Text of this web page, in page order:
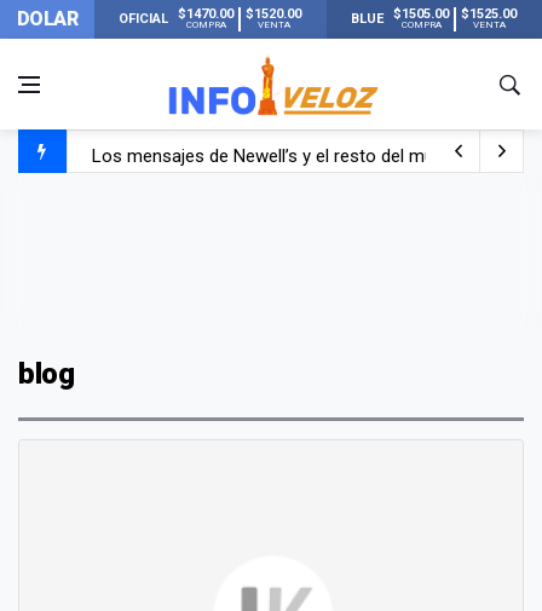
DOLAR OFICIAL $1470.00
COMPRA
$1520.00
VENTA BLUE $1505.00
COMPRA
$1525.00
VENTA
Los mensajes de Newell’s y el resto del mundo del
blog